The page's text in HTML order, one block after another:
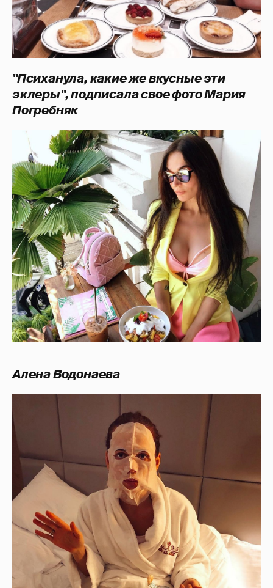
"Психанула, какие же вкусные эти
эклеры", подписала свое фото Мария
Погребняк
Алена Водонаева